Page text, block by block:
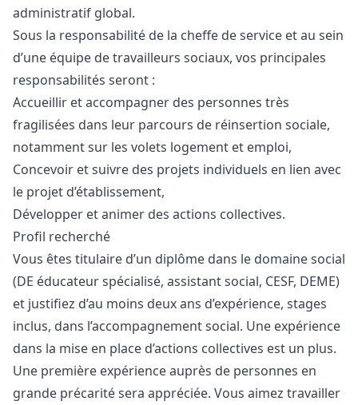
administratif global.
Sous la responsabilité de la cheffe de service et au sein
d’une équipe de travailleurs sociaux, vos principales
responsabilités seront :
Accueillir et accompagner des personnes très
fragilisées dans leur parcours de réinsertion sociale,
notamment sur les volets logement et emploi,
Concevoir et suivre des projets individuels en lien avec
le projet d’établissement,
Développer et animer des actions collectives.
Profil recherché
Vous êtes titulaire d’un diplôme dans le domaine social
(DE éducateur spécialisé, assistant social, CESF, DEME)
et justifiez d’au moins deux ans d’expérience, stages
inclus, dans l’accompagnement social. Une expérience
dans la mise en place d’actions collectives est un plus.
Une première expérience auprès de personnes en
grande précarité sera appréciée. Vous aimez travailler